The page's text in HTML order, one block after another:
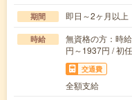
期間 即日～2ヶ月以上
時給
無資格の方：時
円～1937円 / 初
交通費
全額支給